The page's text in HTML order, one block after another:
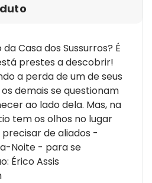
Casa dos Sussurros? É
prestes a descobrir!
a perda de um de seus
demais se questionam
ao lado dela. Mas, na
tem os olhos no lugar
precisar de aliados -
Noite - para se
Érico Assis